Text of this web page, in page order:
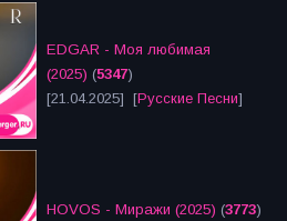
EDGAR - Моя любимая
(2025) (5347)
[21.04.2025] [Русские Песни]
HOVOS - Миражи (2025) (3773)